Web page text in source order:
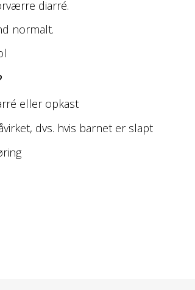
diarré.
normalt.
eller opkast
dvs. hvis barnet er slapt